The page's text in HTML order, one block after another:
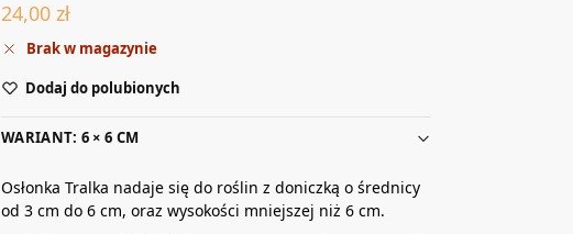
24,00 zł
Brak w magazynie
Dodaj do polubionych
WARIANT: 6 × 6 CM
Osłonka Tralka nadaje się do roślin z doniczką o średnicy
od 3 cm do 6 cm, oraz wysokości mniejszej niż 6 cm.